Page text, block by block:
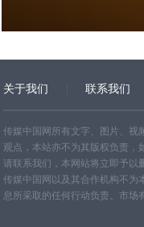
关于我们 联系我们
网站地图
传媒中国网所有文字、图片、视
观点，本站亦不为其版权负责，
请联系我们，本网站将立即予以
传媒中国网以及其合作机构不为
息所采取的任何行动负责。市场